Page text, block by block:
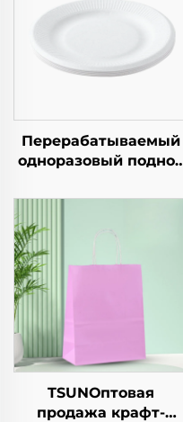
Перерабатываемый
одноразовый поднос
салатов, закусок,
суши, пиццы, хлеба,
конфет, шоколада
или гамбургеров —
для общепита и
крафтовых целей
TSUNОптовая
продажа крафт-